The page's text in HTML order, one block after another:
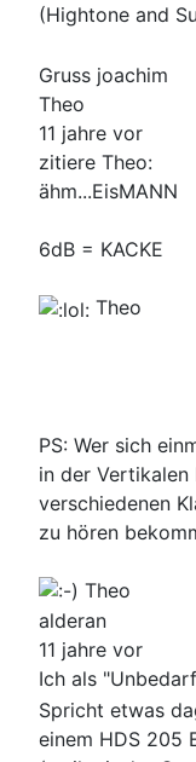
(Hightone and
Gruss joachim
Theo
11 jahre vor
zitiere Theo:
ähm...EisMANN
6dB = KACKE
Theo
PS: Wer sich
in der
verschiedenen
zu hören
Theo
alderan
11 jahre vor
Ich als
Spricht etwas
einem HDS 205